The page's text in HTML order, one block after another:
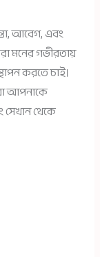
আবেগ, এবং
মনের গভীরতায়
করতে চাই।
আপনাকে
থেকে